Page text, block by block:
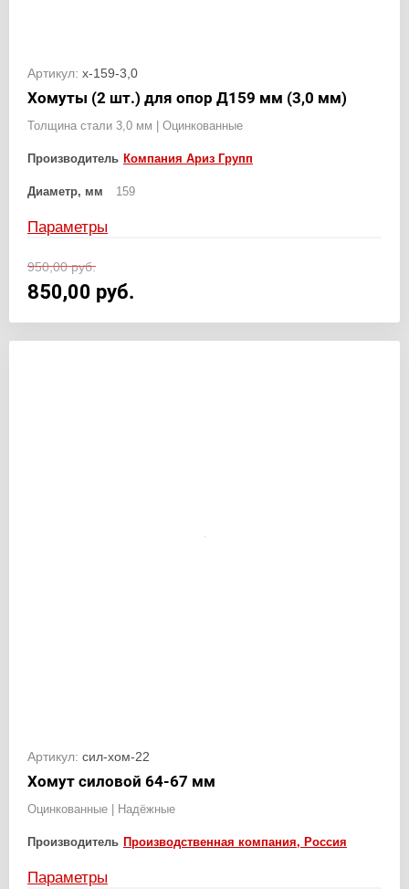
Артикул: х-159-3,0
Хомуты (2 шт.) для опор Д159 мм (3,0 мм)
Толщина стали 3,0 мм | Оцинкованные
Производитель Компания Ариз Групп
Диаметр, мм 159
Параметры
950,00руб.
850,00 руб.
Артикул: сил-хом-22
Хомут силовой 64-67 мм
Оцинкованные | Надёжные
Производитель Производственная компания, Россия
Параметры